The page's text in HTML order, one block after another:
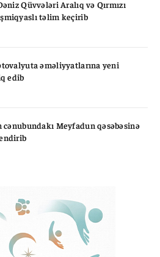
Qüvvələri Aralıq və Qırmızı
təlim keçirib
əməliyyatlarına yeni
edib
cənubundakı Meyfadun qəsəbəsinə